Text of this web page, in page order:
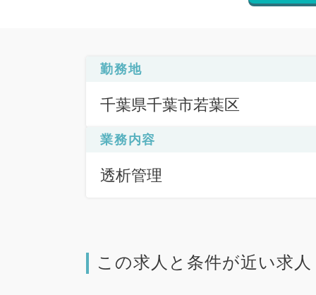
勤務地
千葉県千葉市若葉区
業務内容
透析管理
この求人と条件が近い求人